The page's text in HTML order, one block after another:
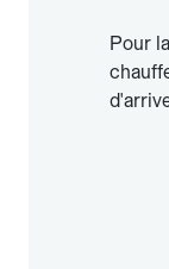
Pour